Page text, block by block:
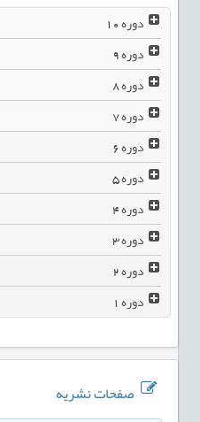
دوره10
دوره9
دوره8
دوره7
دوره6
دوره5
دوره4
دوره3
دوره2
دوره1
صفحات نشریه